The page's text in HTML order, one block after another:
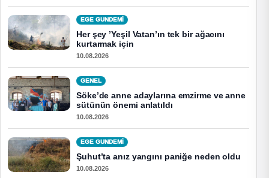
EGE GUNDEMİ
Her şey ’Yeşil Vatan’ın tek bir ağacını
kurtarmak için
10.08.2026
GENEL
Söke’de anne adaylarına emzirme ve anne
sütünün önemi anlatıldı
10.08.2026
EGE GUNDEMİ
Şuhut’ta anız yangını paniğe neden oldu
10.08.2026